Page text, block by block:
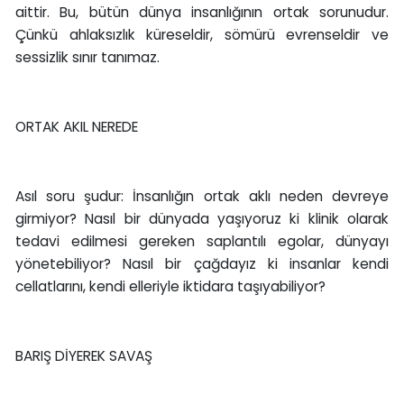
aittir. Bu, bütün dünya insanlığının ortak sorunudur.
Çünkü ahlaksızlık küreseldir, sömürü evrenseldir ve
sessizlik sınır tanımaz.
ORTAK AKIL NEREDE
Asıl soru şudur: İnsanlığın ortak aklı neden devreye
girmiyor? Nasıl bir dünyada yaşıyoruz ki klinik olarak
tedavi edilmesi gereken saplantılı egolar, dünyayı
yönetebiliyor? Nasıl bir çağdayız ki insanlar kendi
cellatlarını, kendi elleriyle iktidara taşıyabiliyor?
BARIŞ DİYEREK SAVAŞ